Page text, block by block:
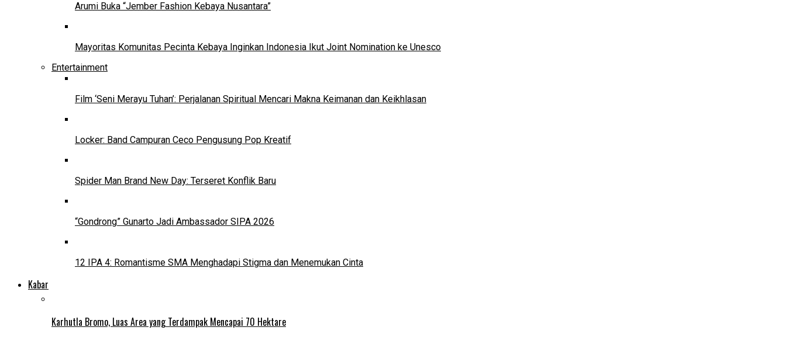
Arumi Buka “Jember Fashion Kebaya Nusantara”
Mayoritas Komunitas Pecinta Kebaya Inginkan Indonesia Ikut Joint Nomination ke Unesco
Entertainment
Film ‘Seni Merayu Tuhan’: Perjalanan Spiritual Mencari Makna Keimanan dan Keikhlasan
Locker: Band Campuran Ceco Pengusung Pop Kreatif
Spider Man Brand New Day: Terseret Konflik Baru
“Gondrong” Gunarto Jadi Ambassador SIPA 2026
12 IPA 4: Romantisme SMA Menghadapi Stigma dan Menemukan Cinta
Kabar
Karhutla Bromo, Luas Area yang Terdampak Mencapai 70 Hektare